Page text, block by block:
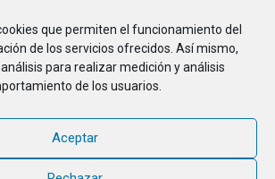
que permiten el funcionamiento del
de los servicios ofrecidos. Así mismo,
para realizar medición y análisis
de los usuarios.
Aceptar
de Marineros de la E.T.E.A. y Armada, CIF G-